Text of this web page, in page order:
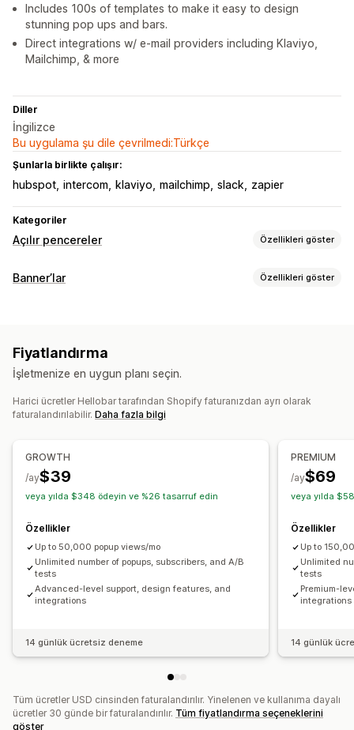
Includes 100s of templates to make it easy to design
stunning pop ups and bars.
Direct integrations w/ e-mail providers including Klaviyo,
Mailchimp, & more
Diller
İngilizce
Bu uygulama şu dile çevrilmedi:Türkçe
Şunlarla birlikte çalışır:
hubspot intercom klaviyo mailchimp slack zapier
Kategoriler
Açılır pencereler Özellikleri göster
Açılır pencere türleri
Formlar Banner’lar
Uyarı açılır pencereleri
Yaş doğrulaması
İzin açılır pencereleri Değerlendirmeler açılır penceresi
Özel açılır pencereler
Düzenleyici aracı
Özel yazı tipleri
Yerelleştirme
E-posta kaydı listesi
Coğrafi konum
Raporlama
Analizler A/B testi İzleme API'ler ve web kancaları
Banner’lar Özellikleri göster
Geri sayım
Banner konumu Yapışkan ekran Bağlantılar ve düğmeler
Analizler ve raporlama
A/B testi Performans takibi
Fiyatlandırma
İşletmenize en uygun planı seçin.
Harici ücretler Hellobar tarafından Shopify faturanızdan ayrı olarak
faturalandırılabilir. Daha fazla bilgi
GROWTH
$39
/ay
veya yılda $348 ödeyin ve %26 tasarruf edin
Özellikler
Up to 50,000 popup views/mo
Unlimited number of popups, subscribers, and A/B
tests
Advanced-level support, design features, and
integrations
14 günlük ücretsiz deneme
PREMIUM
$69
/ay
veya yılda
Özellikler
Up to
Unlimited
tests
Premium-
integrations
14 günlük
Tüm ücretler USD cinsinden faturalandırılır. Yinelenen ve kullanıma dayalı
ücretler 30 günde bir faturalandırılır. Tüm fiyatlandırma seçeneklerini
göster